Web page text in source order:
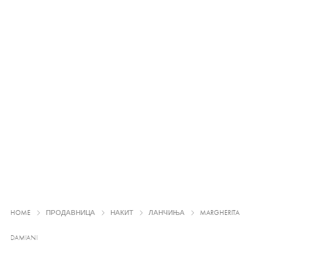
HOME ПРОДАВНИЦА НАКИТ ЛАНЧИЊА MARGHERITA
DAMIANI